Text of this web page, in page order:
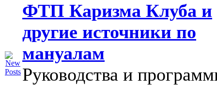
ФТП Каризма Клуба и
другие источники по
мануалам
Руководства и